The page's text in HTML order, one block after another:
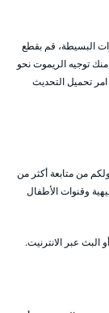
2021 عبر هذه الخطوات البسيطة، قم بقطع
توجيه الريموت نحو
امر تحميل التحديث
من متابعة أكثر من
وقنوات الأطفال
عبر الانترنيت.